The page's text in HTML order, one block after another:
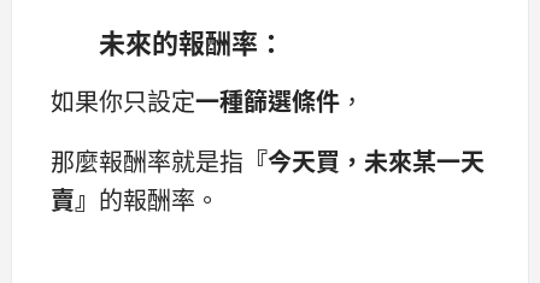
未來的報酬率：
如果你只設定一種篩選條件 ，
那麼報酬率就是指 『今天買，未來某一天
賣』 的報酬率。